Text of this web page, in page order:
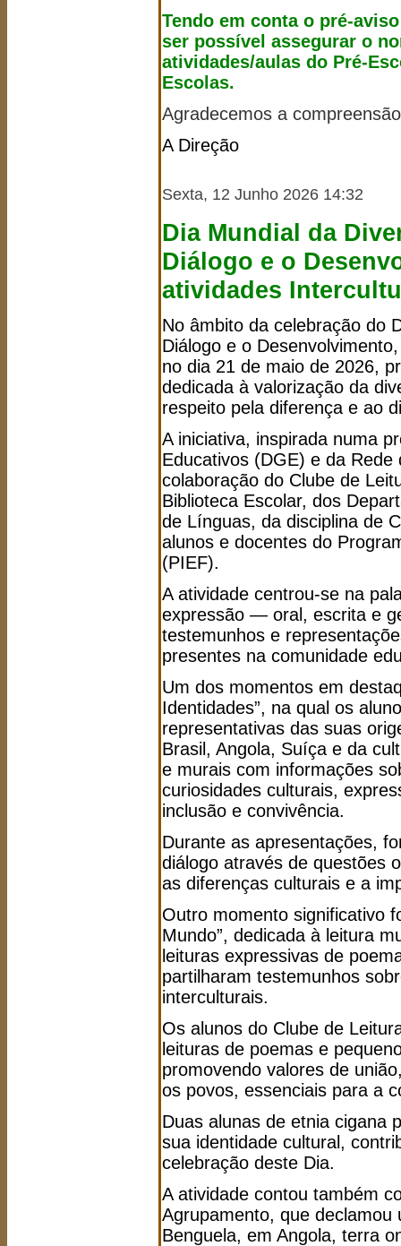
Tendo em conta o pré-
ser possível assegurar o
atividades/aulas do Pré-
Escolas.
Agradecemos a
A Direção
Sexta, 12 Junho 2026 14:32
Dia Mundial da
Diálogo e o
atividades
No âmbito da celebração do
Diálogo e o
no dia 21 de maio de 2026,
dedicada à valorização da
respeito pela diferença e ao
A iniciativa, inspirada numa
Educativos (DGE) e da
colaboração do Clube de
Biblioteca Escolar, dos
de Línguas, da disciplina de
alunos e docentes do
(PIEF).
A atividade centrou-se na
expressão — oral, escrita e
testemunhos e
presentes na comunidade
Um dos momentos em
Identidades”, na qual os
representativas das suas
Brasil, Angola, Suíça e da
e murais com informações
curiosidades culturais,
inclusão e convivência.
Durante as apresentações,
diálogo através de questões
as diferenças culturais e a
Outro momento significativo
Mundo”, dedicada à leitura
leituras expressivas de
partilharam testemunhos
interculturais.
Os alunos do Clube de
leituras de poemas e
promovendo valores de
os povos, essenciais para a
Duas alunas de etnia cigana
sua identidade cultural,
celebração deste Dia.
A atividade contou também
Agrupamento, que
Benguela, em Angola, terra